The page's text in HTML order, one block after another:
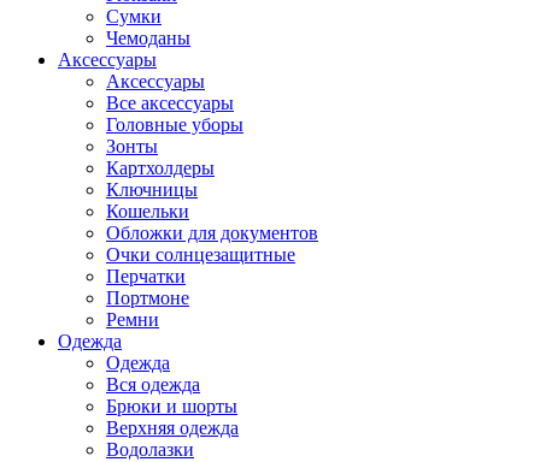
Сумки
Чемоданы
Аксессуары
Аксессуары
Все аксессуары
Головные уборы
Зонты
Картхолдеры
Ключницы
Кошельки
Обложки для документов
Очки солнцезащитные
Перчатки
Портмоне
Ремни
Одежда
Одежда
Вся одежда
Брюки и шорты
Верхняя одежда
Водолазки